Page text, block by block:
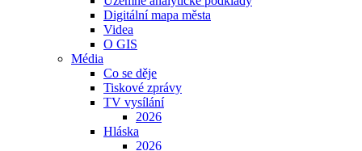
Digitální mapa města
Videa
O GIS
Média
Co se děje
Tiskové zprávy
TV vysílání
2026
Hláska
2026